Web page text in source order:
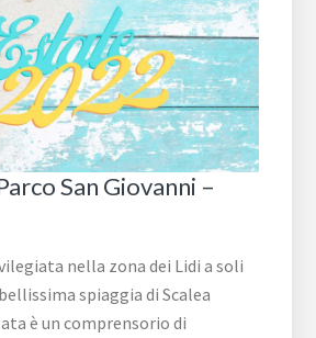
San Giovanni –
nella zona dei Lidi a soli
spiaggia di Scalea
è un comprensorio di